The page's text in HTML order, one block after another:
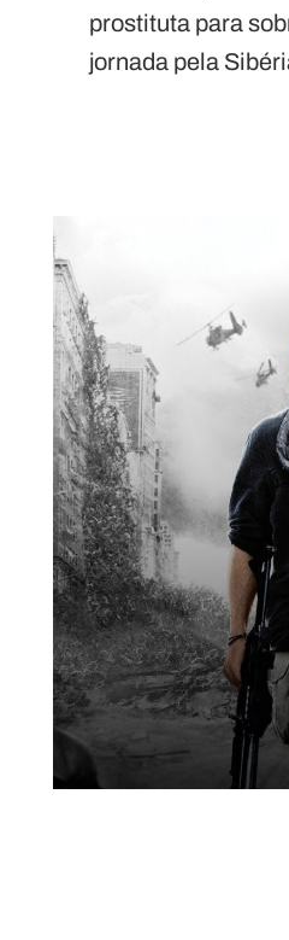
prostituta para
jornada pela